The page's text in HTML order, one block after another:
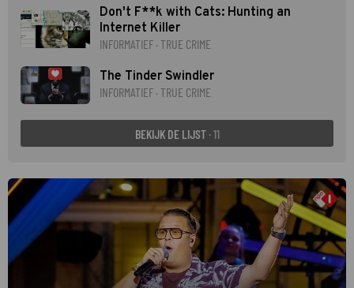
Don't F**k with Cats: Hunting an
Internet Killer
INFORMATIEF · TRUE CRIME
The Tinder Swindler
INFORMATIEF · TRUE CRIME
BEKIJK DE LIJST · 11